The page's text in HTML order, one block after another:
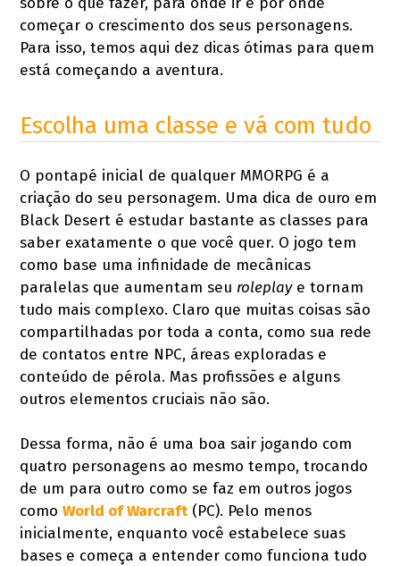
começar o crescimento dos seus personagens.
Para isso, temos aqui dez dicas ótimas para quem
está começando a aventura.
Escolha uma classe e vá com tudo
O pontapé inicial de qualquer MMORPG é a
criação do seu personagem. Uma dica de ouro em
Black Desert é estudar bastante as classes para
saber exatamente o que você quer. O jogo tem
como base uma infinidade de mecânicas
paralelas que aumentam seu roleplaye tornam
tudo mais complexo. Claro que muitas coisas são
compartilhadas por toda a conta, como sua rede
de contatos entre NPC, áreas exploradas e
conteúdo de pérola. Mas profissões e alguns
outros elementos cruciais não são.
Dessa forma, não é uma boa sair jogando com
quatro personagens ao mesmo tempo, trocando
de um para outro como se faz em outros jogos
comoWorld of Warcraft(PC). Pelo menos
inicialmente, enquanto você estabelece suas
bases e começa a entender como funciona tudo